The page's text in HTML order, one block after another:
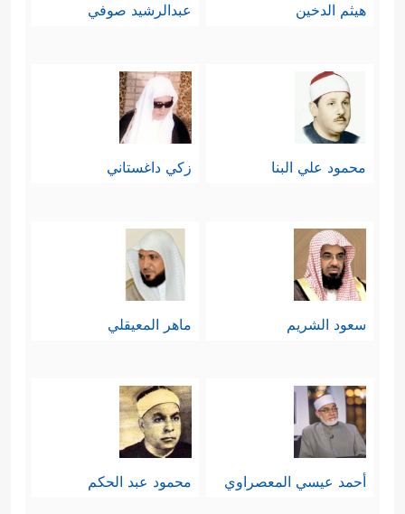
هيثم الدخين عبدالرشيد صوفي
محمود علي البنا زكي داغستاني
سعود الشريم ماهر المعيقلي
أحمد عيسي المعصراوي محمود عبد الحكم